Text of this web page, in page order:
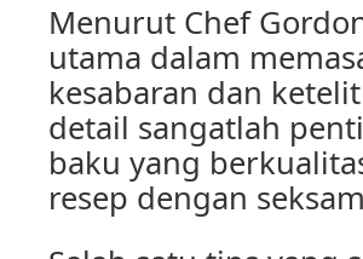
Menurut Chef
utama dalam
kesabaran dan
detail sangatlah
baku yang
resep dengan